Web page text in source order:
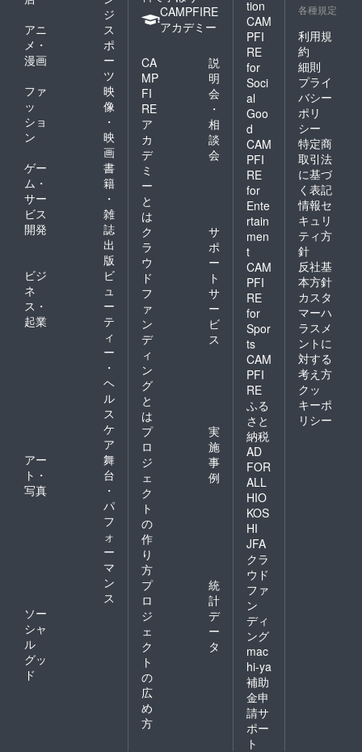
ジ
アニ
メ・
漫画
ス
ポ
ー
ツ
ファ
ッ
ショ
ン
映
像
・
映
画
ゲー
ム・
サー
ビス
開発
書
籍
・
雑
誌
出
版
ビジ
ネ
ス・
起業
ビ
ュ
ー
テ
ィ
ー
・
ヘ
ル
ス
ケ
ア
アー
ト・
写真
舞
台
・
パ
フ
ォ
ー
マ
ン
ス
ソー
シャ
ル
グッ
ド
CAMPFIRE
アカデミー
CA
MP
FI
RE
ア
カ
デ
ミ
ー
と
は
説
明
会
・
相
談
会
ク
ラ
ウ
ド
フ
ァ
ン
デ
ィ
ン
グ
と
は
サ
ポ
ー
ト
サ
ー
ビ
ス
プ
ロ
ジ
ェ
ク
ト
の
作
り
方
実
施
事
例
プ
ロ
ジ
ェ
ク
ト
の
広
め
方
統
計
デ
ー
タ
tion
CAM
PFI
RE
for
Soci
al
Goo
d
CAM
PFI
RE
for
Ente
rtain
men
t
CAM
PFI
RE
for
Spor
ts
CAM
PFI
RE
ふる
さと
納税
AD
FOR
ALL
HIO
KOS
HI
JFA
クラ
ウド
ファ
ン
ディ
ング
mac
hi-ya
補助
金申
請サ
ポー
ト
各種規定
利用規
約
細則
プライ
バシー
ポリ
シー
特定商
取引法
に基づ
く表記
情報セ
キュリ
ティ方
針
反社基
本方針
カスタ
マーハ
ラスメ
ントに
対する
考え方
クッ
キーポ
リシー